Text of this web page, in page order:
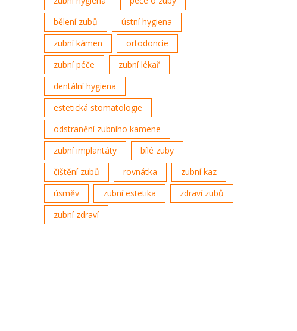
bělení zubů
ústní hygiena
zubní kámen
ortodoncie
zubní péče
zubní lékař
dentální hygiena
estetická stomatologie
odstranění zubního kamene
zubní implantáty
bílé zuby
čištění zubů
rovnátka
zubní kaz
úsměv
zubní estetika
zdraví zubů
zubní zdraví